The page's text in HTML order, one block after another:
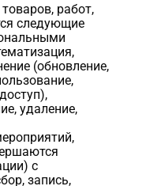
работ,
следующие
(обновление,
удаление,
с
запись,